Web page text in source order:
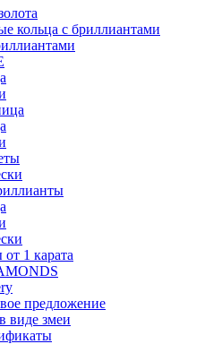
кольца с бриллиантами
1 карата
предложение
виде змеи